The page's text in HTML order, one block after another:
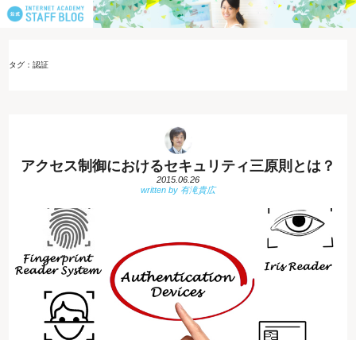
タグ：認証
アクセス制御におけるセキュリティ三原則とは？
2015.06.26